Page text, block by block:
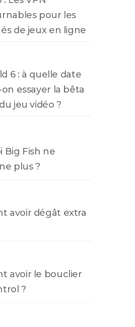
pour les
de jeux en ligne
6 : à quelle date
essayer la bêta
jeu vidéo ?
Big Fish ne
plus ?
avoir dégât extra
avoir le bouclier
?